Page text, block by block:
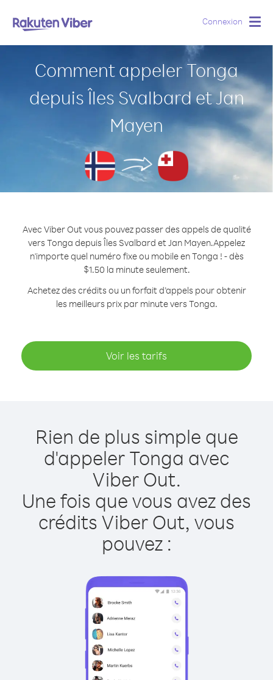
Connexion
Comment appeler Tonga
depuis Îles Svalbard et Jan
Mayen
Avec Viber Out vous pouvez passer des appels de qualité
vers Tonga depuis Îles Svalbard et Jan Mayen.Appelez
n'importe quel numéro fixe ou mobile en Tonga ! - dès
$1.50 la minute seulement.
Achetez des crédits ou un forfait d’appels pour obtenir
les meilleurs prix par minute vers Tonga.
Voir les tarifs
Rien de plus simple que
d'appeler Tonga avec
Viber Out.
Une fois que vous avez des
crédits Viber Out, vous
pouvez :